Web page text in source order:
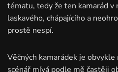
tématu, tedy že ten kamarád v
laskavého, chápajícího a
prostě nespí.
Věčných kamarádek je
scénář mívá podle mě častěji